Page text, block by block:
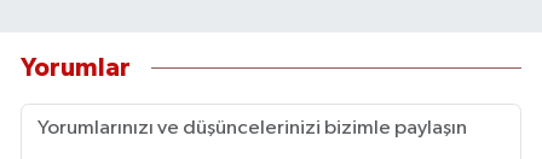
Yorumlar